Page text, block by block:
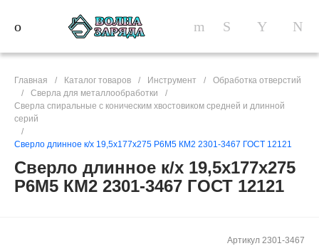
Главная / Каталог товаров / Инструмент /
Обработка отверстий
/
Сверла для металлообработки
/
Сверла спиральные c коническим хвостовиком средней и длинной
серий
/
Сверло длинное к/х 19,5х177х275 Р6М5 КМ2 2301-3467 ГОСТ 12121
Сверло длинное к/х 19,5х177х275
Р6М5 КМ2 2301-3467 ГОСТ 12121
Артикул 2301-3467